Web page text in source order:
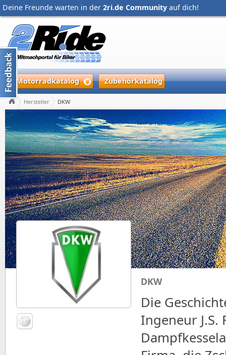
Deine Freunde warten in der 2ri.de Community auf dich!
Motorradkatalog Zubehörkatalog
Hersteller DKW
DKW
Die
Ingeneur J.S.